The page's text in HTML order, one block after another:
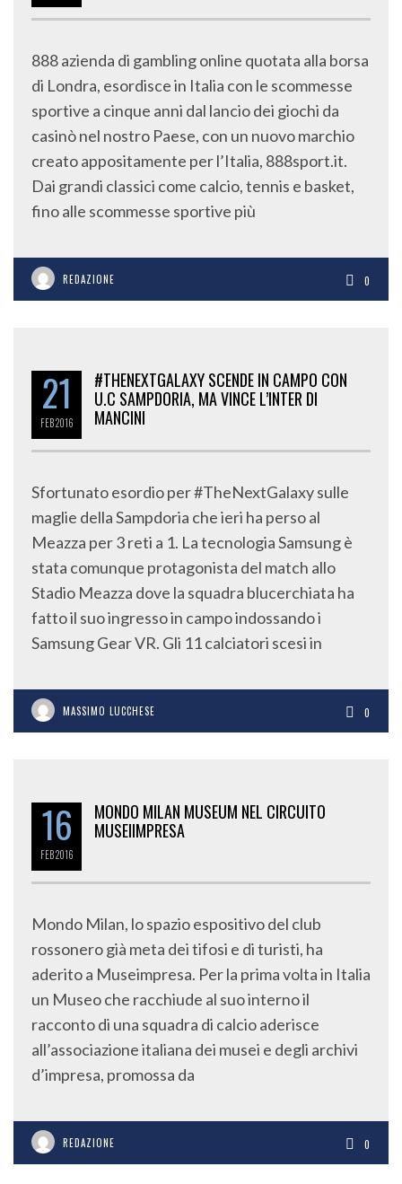
888 azienda di gambling online quotata alla borsa
di Londra, esordisce in Italia con le scommesse
sportive a cinque anni dal lancio dei giochi da
casinò nel nostro Paese, con un nuovo marchio
creato appositamente per l’Italia, 888sport.it.
Dai grandi classici come calcio, tennis e basket,
fino alle scommesse sportive più
REDAZIONE 0
21
FEB2016
#THENEXTGALAXY SCENDE IN CAMPO CON
U.C SAMPDORIA, MA VINCE L’INTER DI
MANCINI
Sfortunato esordio per #TheNextGalaxy sulle
maglie della Sampdoria che ieri ha perso al
Meazza per 3 reti a 1. La tecnologia Samsung è
stata comunque protagonista del match allo
Stadio Meazza dove la squadra blucerchiata ha
fatto il suo ingresso in campo indossando i
Samsung Gear VR. Gli 11 calciatori scesi in
MASSIMO LUCCHESE 0
16
FEB2016
MONDO MILAN MUSEUM NEL CIRCUITO
MUSEIIMPRESA
Mondo Milan, lo spazio espositivo del club
rossonero già meta dei tifosi e di turisti, ha
aderito a Museimpresa. Per la prima volta in Italia
un Museo che racchiude al suo interno il
racconto di una squadra di calcio aderisce
all’associazione italiana dei musei e degli archivi
d’impresa, promossa da
REDAZIONE 0